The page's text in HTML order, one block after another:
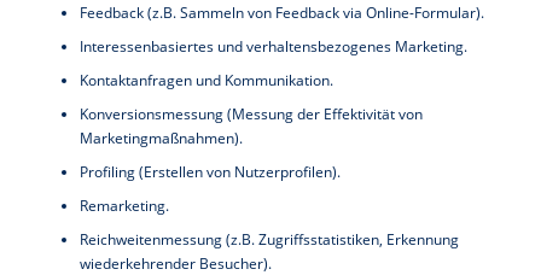
Feedback (z.B. Sammeln von Feedback via Online-Formular).
Interessenbasiertes und verhaltensbezogenes Marketing.
Kontaktanfragen und Kommunikation.
Konversionsmessung (Messung der Effektivität von
Marketingmaßnahmen).
Profiling (Erstellen von Nutzerprofilen).
Remarketing.
Reichweitenmessung (z.B. Zugriffsstatistiken, Erkennung
wiederkehrender Besucher).